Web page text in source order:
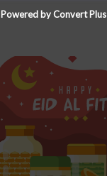
Powered by Convert Plus